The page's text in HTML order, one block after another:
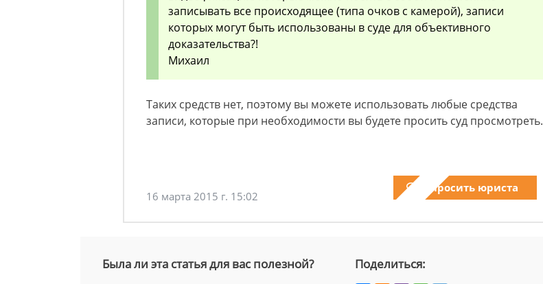
записывать все происходящее (типа очков с камерой), записи
которых могут быть использованы в суде для объективного
доказательства?!
Михаил
Таких средств нет, поэтому вы можете использовать любые средства
записи, которые при необходимости вы будете просить суд просмотреть.
16 марта 2015 г. 15:02
Спросить юриста
Была ли эта статья для вас полезной? Поделиться: